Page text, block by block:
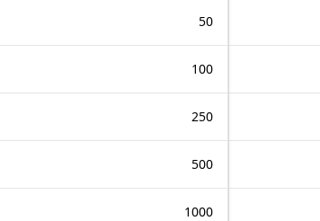
50
100
250
500
1000